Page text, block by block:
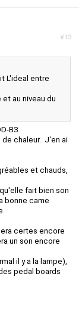
#13
L'ideal entre
au niveau du
B3.
de chaleur. J'en ai
et chauds,
fait bien son
bonne came
certes encore
un son encore
il y a la lampe),
pedal boards